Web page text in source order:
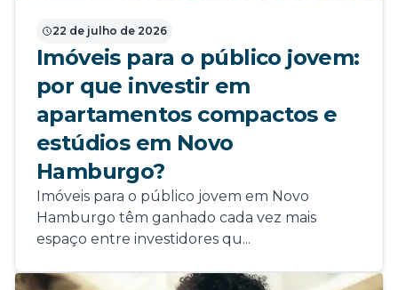
22 de julho de 2026
Imóveis para o público jovem:
por que investir em
apartamentos compactos e
estúdios em Novo
Hamburgo?
Imóveis para o público jovem em Novo
Hamburgo têm ganhado cada vez mais
espaço entre investidores qu...